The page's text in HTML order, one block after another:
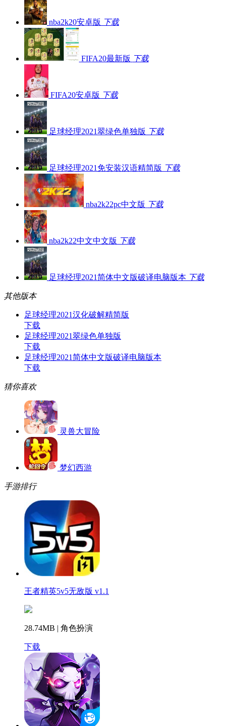
nba2k20安卓版 下载
FIFA20最新版 下载
FIFA20安卓版 下载
足球经理2021翠绿色单独版 下载
足球经理2021免安装汉语精简版 下载
nba2k22pc中文版 下载
nba2k22中文中文版 下载
足球经理2021简体中文版破译电脑版本 下载
其他版本
足球经理2021汉化破解精简版
下载
足球经理2021翠绿色单独版
下载
足球经理2021简体中文版破译电脑版本
下载
猜你喜欢
灵兽大冒险
梦幻西游
手游排行
王者精英5v5无敌版 v1.1
28.74MB | 角色扮演
下载